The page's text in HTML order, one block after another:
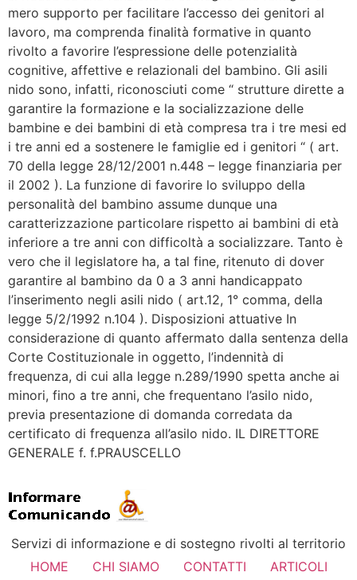
mero supporto per facilitare l’accesso dei genitori al
lavoro, ma comprenda finalità formative in quanto
rivolto a favorire l’espressione delle potenzialità
cognitive, affettive e relazionali del bambino. Gli asili
nido sono, infatti, riconosciuti come “ strutture dirette a
garantire la formazione e la socializzazione delle
bambine e dei bambini di età compresa tra i tre mesi ed
i tre anni ed a sostenere le famiglie ed i genitori “ ( art.
70 della legge 28/12/2001 n.448 – legge finanziaria per
il 2002 ). La funzione di favorire lo sviluppo della
personalità del bambino assume dunque una
caratterizzazione particolare rispetto ai bambini di età
inferiore a tre anni con difficoltà a socializzare. Tanto è
vero che il legislatore ha, a tal fine, ritenuto di dover
garantire al bambino da 0 a 3 anni handicappato
l’inserimento negli asili nido ( art.12, 1° comma, della
legge 5/2/1992 n.104 ). Disposizioni attuative In
considerazione di quanto affermato dalla sentenza della
Corte Costituzionale in oggetto, l’indennità di
frequenza, di cui alla legge n.289/1990 spetta anche ai
minori, fino a tre anni, che frequentano l’asilo nido,
previa presentazione di domanda corredata da
certificato di frequenza all’asilo nido. IL DIRETTORE
GENERALE f. f.PRAUSCELLO
Servizi di informazione e di sostegno rivolti al territorio
HOME
CHI SIAMO CONTATTI ARTICOLI